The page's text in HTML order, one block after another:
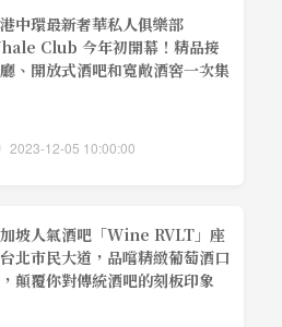
中環最新奢華私人俱樂部
Club 今年初開幕！精品接
、開放式酒吧和寬敞酒窖一次集
2023-12-05 10:00:00
坡人氣酒吧「Wine RVLT」座
北市民大道，品嚐精緻葡萄酒口
顛覆你對傳統酒吧的刻板印象